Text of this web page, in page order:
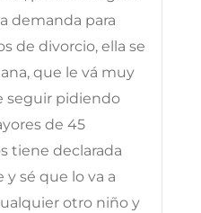
demanda para
de divorcio, ella se
que le vá muy
seguir pidiendo
de 45
tiene declarada
sé que lo va a
otro niño y